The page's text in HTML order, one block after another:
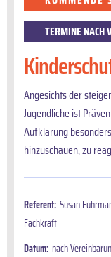
TERMINE NACH
Angesichts der
Jugendliche ist
Aufklärung
hinzuschauen, zu
Referent: Susan
Fachkraft
Datum: nach